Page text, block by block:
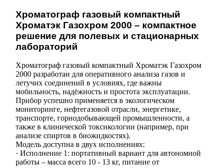
Хроматограф газовый компактный
Хроматэк Газохром 2000 – компактное
решение для полевых и стационарных
лабораторий
Хроматограф газовый компактный Хроматэк Газохром
2000 разработан для оперативного анализа газов и
летучих соединений в условиях, где важны
мобильность, надёжность и простота эксплуатации.
Прибор успешно применяется в экологическом
мониторинге, нефтегазовой отрасли, энергетике,
транспорте, горнодобывающей промышленности, а
также в клинической токсикологии (например, при
анализе спиртов в биожидкостях).
Модель доступна в двух исполнениях:
· Исполнение 1: портативный вариант для автономной
работы – масса всего 10 - 13 кг, питание от